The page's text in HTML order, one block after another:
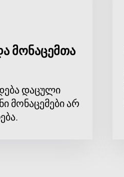
მონაცემთა
დაცული
მონაცემები არ